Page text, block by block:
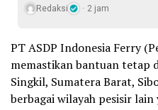
Redaksi 2 jam
PT ASDP Indonesia Ferry
memastikan bantuan tetap
Singkil, Sumatera Barat,
berbagai wilayah pesisir